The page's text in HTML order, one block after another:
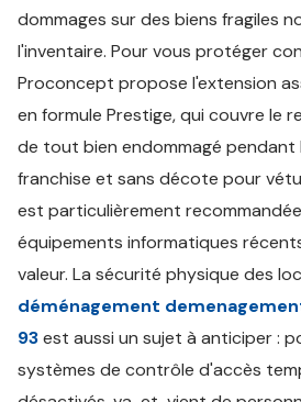
dommages sur des biens fragiles
l'inventaire. Pour vous protéger
Proconcept propose l'extension
en formule Prestige, qui couvre le
de tout bien endommagé pendant
franchise et sans décote pour
est particulièrement
équipements informatiques
valeur. La sécurité physique des
déménagement
93est aussi un sujet à anticiper :
systèmes de contrôle d'accès